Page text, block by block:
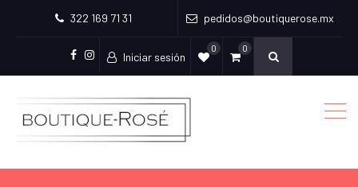
322 169 71 31 pedidos@boutiquerose.mx
Facebook
Instagram
Iniciar sesión
0 0